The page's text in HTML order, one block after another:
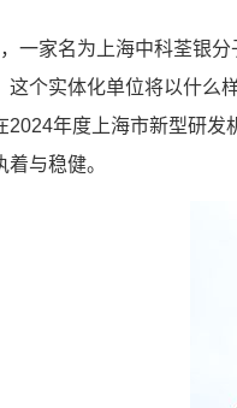
一家名为上海中科荃银
这个实体化单位将以什么
2024年度上海市新型研
与稳健。